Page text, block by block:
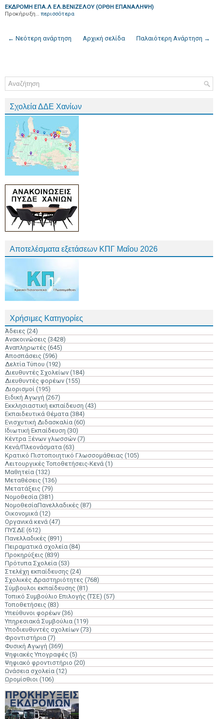
ΕΚΔΡΟΜΗ ΕΠΑ.Λ ΕΛ.ΒΕΝΙΖΕΛΟΥ (ΟΡΘΗ ΕΠΑΝΑΛΗΨΗ)
Προκήρυξη… περισσότερα
← Νεότερη ανάρτηση Παλαιότερη Ανάρτηση →
Αρχική σελίδα
Σχολεία ΔΔΕ Χανίων
Αποτελέσματα εξετάσεων ΚΠΓ Μαΐου 2026
Χρήσιμες Κατηγορίες
Άδειες (24)
Ανακοινώσεις (3428)
Αναπληρωτές (645)
Αποσπάσεις (596)
Δελτία Τύπου (192)
Διευθυντές Σχολείων (184)
Διευθυντές φορέων (155)
Διορισμοί (195)
Ειδική Αγωγή (267)
Εκκλησιαστική εκπαίδευση (43)
Εκπαιδευτικά Θέματα (384)
Ενισχυτική Διδασκαλία (60)
Ιδιωτική Εκπαίδευση (30)
Κέντρα Ξένων γλωσσών (7)
Κενά/Πλεονάσματα (63)
Κρατικό Πιστοποιητικό Γλωσσομάθειας (105)
Λειτουργικές Τοποθετήσεις-Κενά (1)
Μαθητεία (132)
Μεταθέσεις (136)
Μετατάξεις (79)
Νομοθεσία (381)
ΝομοθεσίαΠανελλαδικές (87)
Οικονομικά (12)
Οργανικά κενά (47)
ΠΥΣΔΕ (612)
Πανελλαδικές (891)
Πειραματικά σχολεία (84)
Προκηρύξεις (839)
Πρότυπα Σχολεία (53)
Στελέχη εκπαίδευσης (24)
Σχολικές Δραστηριότητες (768)
Σύμβουλοι εκπαίδευσης (81)
Τοπικό Συμβούλιο Επιλογής (ΤΣΕ) (57)
Τοποθετήσεις (83)
Υπεύθυνοι φορέων (36)
Υπηρεσιακά Συμβούλια (119)
Υποδιευθυντές σχολείων (73)
Φροντιστήρια (7)
Φυσική Αγωγή (369)
Ψηφιακές Υπογραφές (5)
Ψηφιακό φροντιστήριο (20)
Ωνάσεια σχολεία (12)
Ωρομίσθιοι (106)